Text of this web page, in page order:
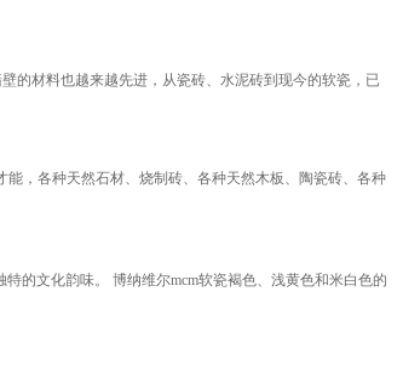
的材料也越来越先进，从瓷砖、水泥砖到现今的软瓷，已
，各种天然石材、烧制砖、各种天然木板、陶瓷砖、各种
的文化韵味。 博纳维尔mcm软瓷褐色、浅黄色和米白色的